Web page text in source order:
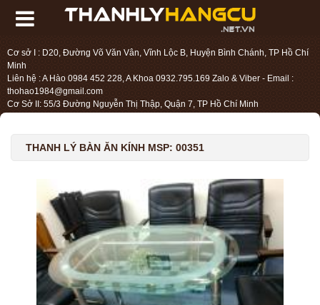
Cơ sở I : D20, Đường Võ Văn Vân, Vĩnh Lộc B, Huyện Bình Chánh, TP Hồ Chí
Minh
Liên hệ : A Hào 0984 452 228, A Khoa 0932.795.169 Zalo & Viber - Email :
thohao1984@gmail.com
Cơ Sở II: 55/3 Đường Nguyễn Thị Thập, Quận 7, TP Hồ Chí Minh
THANH LÝ BÀN ĂN KÍNH MSP: 00351